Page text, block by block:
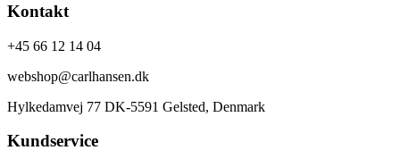
Kontakt
+45 66 12 14 04
webshop@carlhansen.dk
Hylkedamvej 77 DK-5591 Gelsted, Denmark
Kundservice